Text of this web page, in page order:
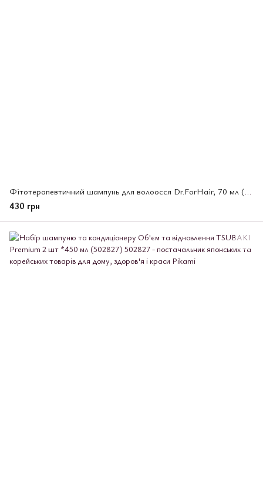
Фітотерапевтичний шампунь для волоосся Dr.ForHair, 70 мл (533421)
430 грн